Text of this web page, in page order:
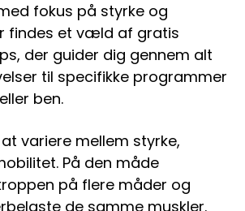
fokus på styrke og
findes et væld af gratis
der guider dig gennem alt
til specifikke programmer
ben.
variere mellem styrke,
På den måde
på flere måder og
de samme muskler.